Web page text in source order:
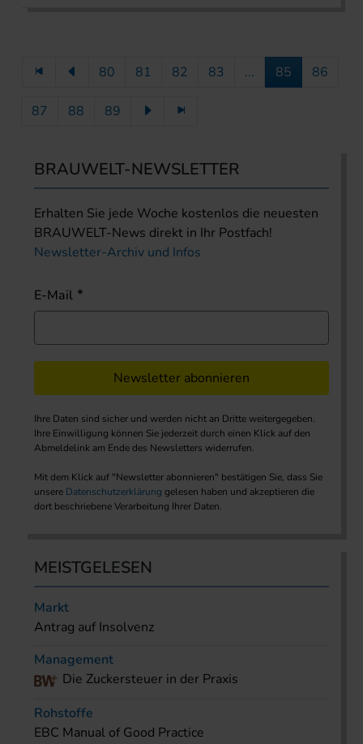
80 81 82 83 ... 85 86
87 88 89
BRAUWELT-NEWSLETTER
Erhalten Sie jede Woche kostenlos die neuesten
BRAUWELT-News direkt in Ihr Postfach!
Newsletter-Archiv und Infos
E-Mail
Newsletter abonnieren
Ihre Daten sind sicher und werden nicht an Dritte weitergegeben.
Ihre Einwilligung können Sie jederzeit durch einen Klick auf den
Abmeldelink am Ende des Newsletters widerrufen.
Mit dem Klick auf "Newsletter abonnieren" bestätigen Sie, dass Sie
unsere Datenschutzerklärung gelesen haben und akzeptieren die
dort beschriebene Verarbeitung Ihrer Daten.
MEISTGELESEN
Markt
Antrag auf Insolvenz
Management
Die Zuckersteuer in der Praxis
Rohstoffe
EBC Manual of Good Practice